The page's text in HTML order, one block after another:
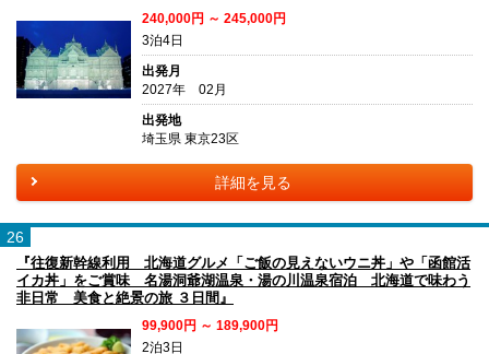
240,000円 ～ 245,000円
3泊4日
出発月
2027年 02月
出発地
埼玉県 東京23区
詳細を見る
26
『往復新幹線利用 北海道グルメ「ご飯の見えないウニ丼」や「函館活
イカ丼」をご賞味 名湯洞爺湖温泉・湯の川温泉宿泊 北海道で味わう
非日常 美食と絶景の旅 ３日間』
99,900円 ～ 189,900円
2泊3日